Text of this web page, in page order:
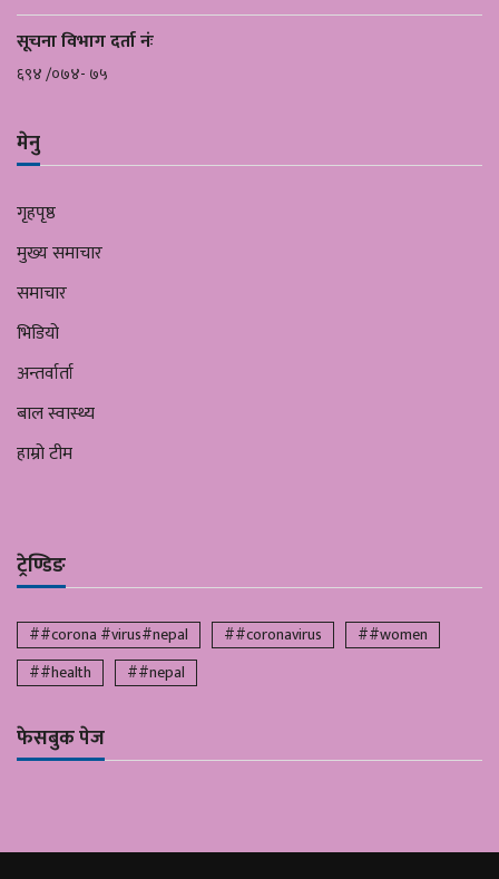
सूचना विभाग दर्ता नंः
६९४ /०७४- ७५
मेनु
गृहपृष्ठ
मुख्य समाचार
समाचार
भिडियो
अन्तर्वार्ता
बाल स्वास्थ्य
हाम्रो टीम
ट्रेण्डिङ
##corona #virus#nepal ##coronavirus
##women
##health
##nepal
फेसबुक पेज